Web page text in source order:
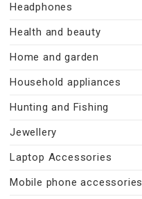
Headphones
Health and beauty
Home and garden
Household appliances
Hunting and Fishing
Jewellery
Laptop Accessories
Mobile phone accessories